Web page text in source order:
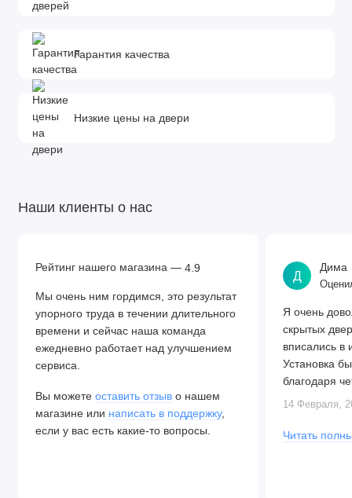
Гарантия качества
Низкие цены на двери
Наши клиенты о нас
Рейтинг нашего магазина — 4.9
Мы очень ним гордимся, это результат
упорного труда в течении длительного
времени и сейчас наша команда
ежедневно работает над улучшением
сервиса.
Вы можете оставить отзыв о нашем
магазине или написать в поддержку,
если у вас есть какие-то вопросы.
Д
Дима
Я очень
скрытых
вписались в
Установка
благодаря
Алексея.
14 Февраля,
Читать